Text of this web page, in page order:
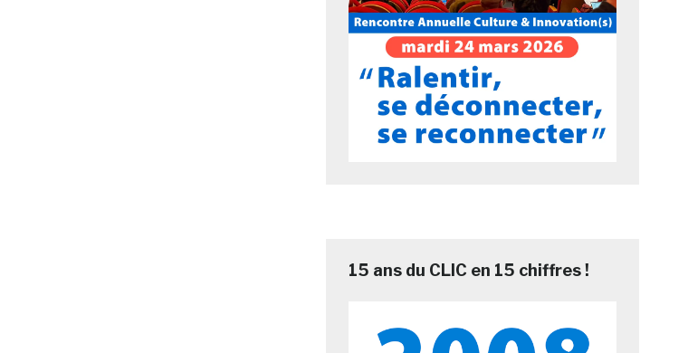
15 ans du CLIC en 15 chiffres !